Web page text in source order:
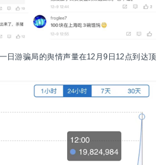
日游骗局的舆情声量在12月9日12点到达顶